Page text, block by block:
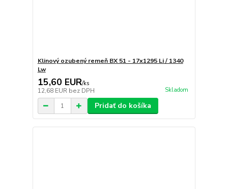
Klinový ozubený remeň BX 51 - 17x1295 Li / 1340
Lw
15,60 EUR/ks
12,68 EUR bez DPH Skladom
Pridať do košíka